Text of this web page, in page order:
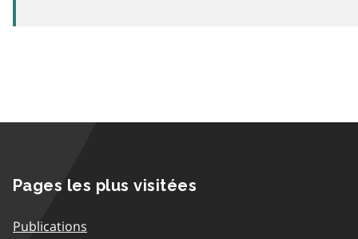
Pages les plus visitées
Publications